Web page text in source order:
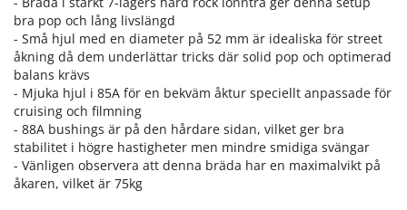
bra pop och lång livslängd
- Små hjul med en diameter på 52 mm är idealiska för street
åkning då dem underlättar tricks där solid pop och optimerad
balans krävs
- Mjuka hjul i 85A för en bekväm åktur speciellt anpassade för
cruising och filmning
- 88A bushings är på den hårdare sidan, vilket ger bra
stabilitet i högre hastigheter men mindre smidiga svängar
- Vänligen observera att denna bräda har en maximalvikt på
åkaren, vilket är 75kg